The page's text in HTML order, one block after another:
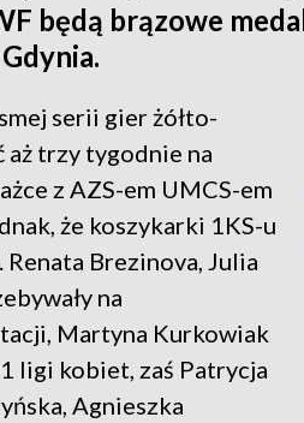
będą brązowe
serii gier żółto-
aż trzy tygodnie na
z AZS-em UMCS-em
że koszykarki 1KS-u
Renata Brezinova, Julia
na
Martyna Kurkowiak
ligi kobiet, zaś Patrycja
Agnieszka